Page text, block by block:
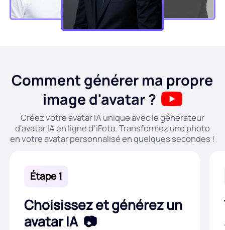
Comment générer ma propre
image d'avatar ?
Créez votre avatar IA unique avec le générateur
d'avatar IA en ligne d'iFoto. Transformez une photo
en votre avatar personnalisé en quelques secondes !
Étape 1
Choisissez et générez un
avatar IA